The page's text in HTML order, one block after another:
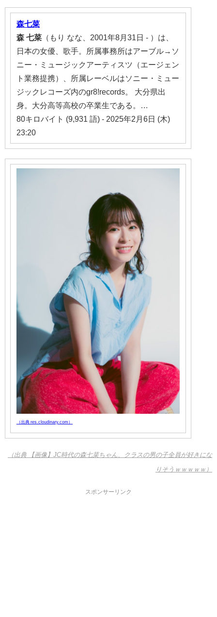
森七菜
森 七菜 （もり なな、2001年8月31日 - ）は、
日本の女優、歌手。所属事務所はアーブル→ソ
ニー・ミュージックアーティスツ（エージェン
ト業務提携）、所属レーベルはソニー・ミュー
ジックレコーズ内のgr8!records。 大分県出
身。大分高等高校の卒業生である。…
80キロバイト (9,931 語) - 2025年2月6日 (木)
23:20
（出典 res.cloudinary.com）
（出典 【画像】JC時代の森七菜ちゃん、クラスの男の子全員が好きにな
りそうｗｗｗｗｗ）
スポンサーリンク